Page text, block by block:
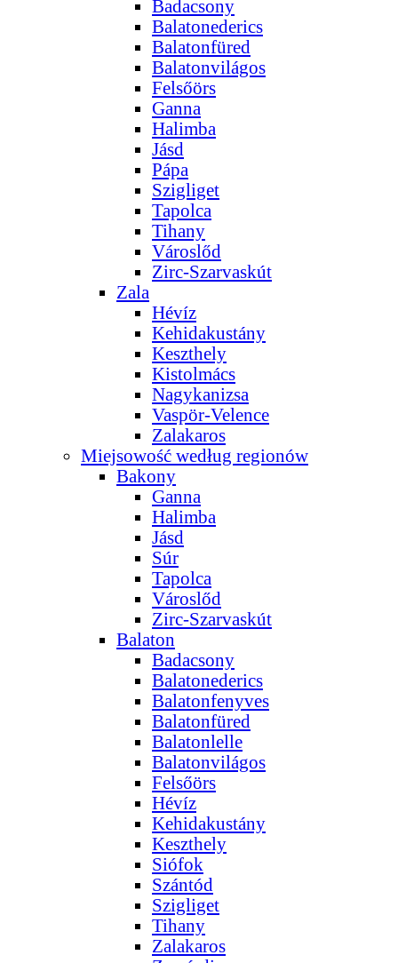
Badacsony
Balatonederics
Balatonfüred
Balatonvilágos
Felsőörs
Ganna
Halimba
Jásd
Pápa
Szigliget
Tapolca
Tihany
Városlőd
Zirc-Szarvaskút
Zala
Hévíz
Kehidakustány
Keszthely
Kistolmács
Nagykanizsa
Vaspör-Velence
Zalakaros
Miejsowość według regionów
Bakony
Ganna
Halimba
Jásd
Súr
Tapolca
Városlőd
Zirc-Szarvaskút
Balaton
Badacsony
Balatonederics
Balatonfenyves
Balatonfüred
Balatonlelle
Balatonvilágos
Felsőörs
Hévíz
Kehidakustány
Keszthely
Siófok
Szántód
Szigliget
Tihany
Zalakaros